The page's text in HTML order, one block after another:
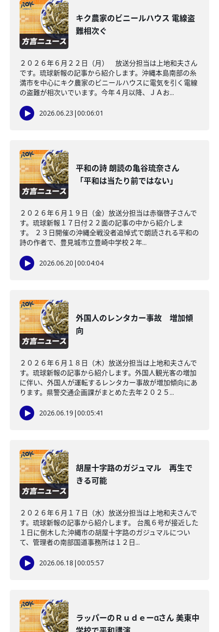
キク農家のビニールハウス 電線盗
難相次ぐ
２０２６年６月２２日（月） 放送分担当は上地和夫さん
です。琉球新報の記事から紹介します。沖縄本島南部の糸
満市を中心にキク農家のビニールハウスに電気を引く電線
の盗難が相次いでいます。今年４月以降、ＪＡお...
2026.06.23 |00:06:01
平和の詩 朗読の亀谷琉奈さん
「平和は当たり前ではない」
２０２６年６月１９日（金）放送分担当は赤嶺啓子さんで
す。琉球新報１７日付２２面の記事の中から紹介しま
す。 ２３日開催の沖縄全戦没者追悼式で朗読される平和の
詩の作者で、豊見城市立豊崎中学校２年...
2026.06.20 |00:04:04
外国人のレンタカー事故 増加傾
向
２０２６年６月１８日（木）放送分担当は上地和夫さんで
す。琉球新報の記事から紹介します。外国人観光客の増加
に伴い、外国人が運転するレンタカー事故が増加傾向にあ
ります。県警交通企画課がまとめた去年２０２５...
2026.06.19 |00:05:41
胡屋十字路のガジュマル 再生で
きる可能
２０２６年６月１７日（水）放送分担当は上地和夫さんで
す。琉球新報の記事から紹介します。 台風６号が接近した
１日に倒木した沖縄市の胡屋十字路のガジュマルについ
て、管理者の南部国道事務所は１２日...
2026.06.18 |00:05:57
ラッパーのＲｕｄｅーαさん 美東中